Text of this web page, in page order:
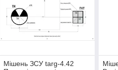
Мішень ЗСУ targ-4.42